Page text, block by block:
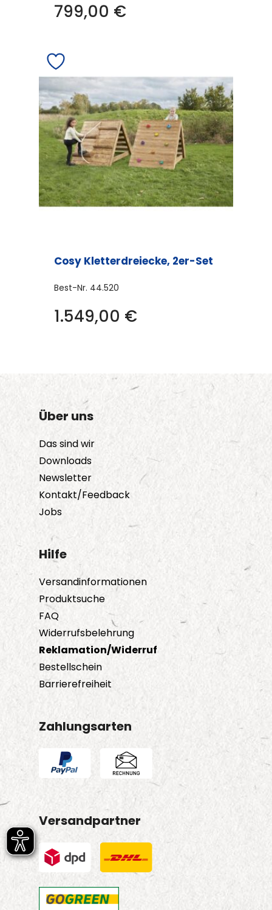
799,00 €
Cosy Kletterdreiecke, 2er-Set
Best-Nr. 44.520
1.549,00 €
Über uns
Das sind wir
Downloads
Newsletter
Kontakt/Feedback
Jobs
Hilfe
Versandinformationen
Produktsuche
FAQ
Widerrufsbelehrung
Reklamation/Widerruf
Bestellschein
Barrierefreiheit
Zahlungsarten
Versandpartner